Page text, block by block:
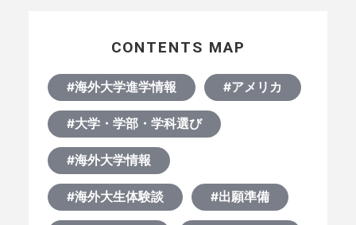
CONTENTS MAP
#海外大学進学情報 #アメリカ
#大学・学部・学科選び
#海外大学情報
#海外大生体験談 #出願準備